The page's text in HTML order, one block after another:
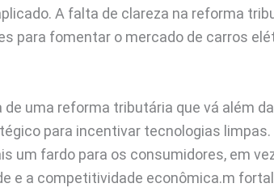
A falta de clareza na reforma
para fomentar o mercado de carros
de uma reforma tributária que vá além
para incentivar tecnologias
um fardo para os consumidores, em
e a competitividade econômica.m